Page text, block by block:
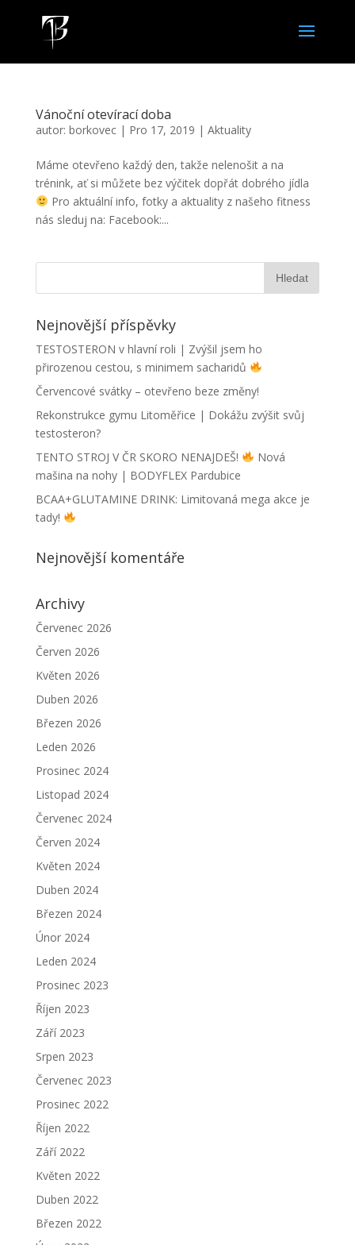
Vánoční otevírací doba
autor: borkovec| Pro 17, 2019 | Aktuality
Máme otevřeno každý den, takže nelenošit a na
trénink, ať si můžete bez výčitek dopřát dobrého jídla
Pro aktuální info, fotky a aktuality z našeho fitness
nás sleduj na: Facebook:...
Nejnovější příspěvky
TESTOSTERON v hlavní roli | Zvýšil jsem ho
přirozenou cestou, s minimem sacharidů
Červencové svátky – otevřeno beze změny!
Rekonstrukce gymu Litoměřice | Dokážu zvýšit svůj
testosteron?
TENTO STROJ V ČR SKORO NENAJDEŠ!
Nová
mašina na nohy | BODYFLEX Pardubice
BCAA+GLUTAMINE DRINK: Limitovaná mega akce je
tady!
Nejnovější komentáře
Archivy
Červenec 2026
Červen 2026
Květen 2026
Duben 2026
Březen 2026
Leden 2026
Prosinec 2024
Listopad 2024
Červenec 2024
Červen 2024
Květen 2024
Duben 2024
Březen 2024
Únor 2024
Leden 2024
Prosinec 2023
Říjen 2023
Září 2023
Srpen 2023
Červenec 2023
Prosinec 2022
Říjen 2022
Září 2022
Květen 2022
Duben 2022
Březen 2022